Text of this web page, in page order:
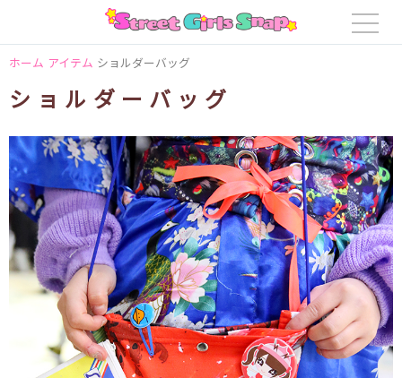
ホーム アイテム ショルダーバッグ
ショルダーバッグ